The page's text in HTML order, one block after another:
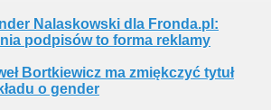
Nalaskowski dla Fronda.pl:
podpisów to forma reklamy
Bortkiewicz ma zmiękczyć tytuł
o gender